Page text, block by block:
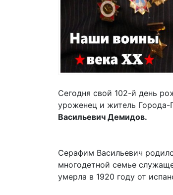
Сегодня свой 102-й день
уроженец и житель
Васильевич Демидов.
Серафим Васильевич
многодетной семье
умерла в 1920 году от